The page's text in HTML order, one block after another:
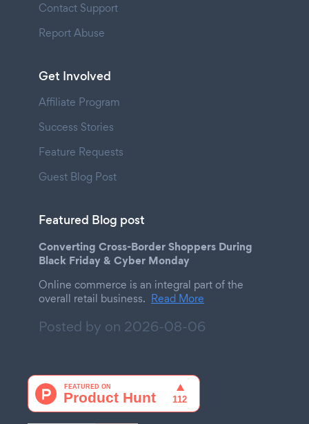
Contact Support
Report Abuse
Get Involved
Affiliate Program
Success Stories
Feature Requests
Guest Blog Post
Featured Blog post
Converting Cross-Border Shoppers During
Black Friday & Cyber Monday
Online commerce is an integral part of the
overall retail business. Read More
Posted by on 2026-08-06